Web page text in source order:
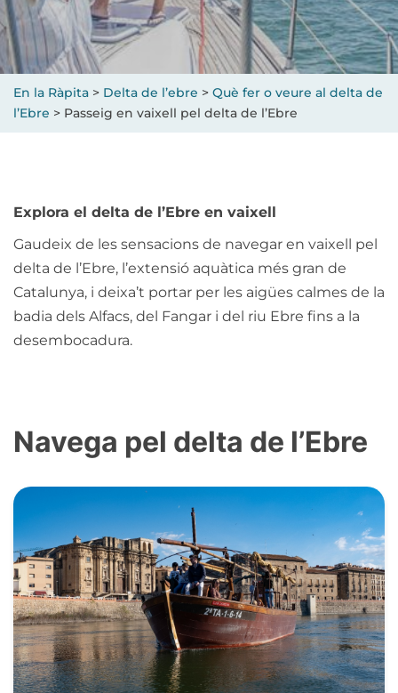
En la Ràpita > Delta de l’ebre > Què fer o veure al delta de
l’Ebre > Passeig en vaixell pel delta de l’Ebre
Explora el delta de l’Ebre en vaixell
Gaudeix de les sensacions de navegar en vaixell pel
delta de l’Ebre, l’extensió aquàtica més gran de
Catalunya, i deixa’t portar per les aigües calmes de la
badia dels Alfacs, del Fangar i del riu Ebre fins a la
desembocadura.
Navega pel delta de l’Ebre